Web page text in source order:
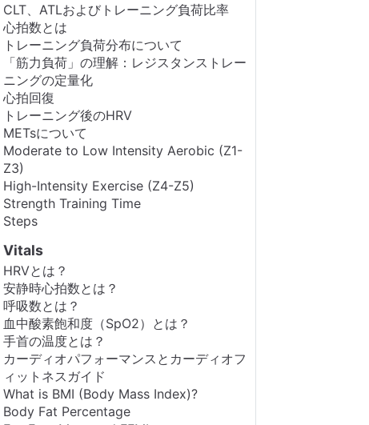
CLT、ATLおよびトレーニング負荷比率
心拍数とは
トレーニング負荷分布について
「筋力負荷」の理解：レジスタンストレー
ニングの定量化
心拍回復
トレーニング後のHRV
METsについて
Moderate to Low Intensity Aerobic (Z1-
Z3)
High-Intensity Exercise (Z4-Z5)
Strength Training Time
Steps
Vitals
HRVとは？
安静時心拍数とは？
呼吸数とは？
血中酸素飽和度（SpO2）とは？
手首の温度とは？
カーディオパフォーマンスとカーディオフ
ィットネスガイド
What is BMI (Body Mass Index)?
Body Fat Percentage